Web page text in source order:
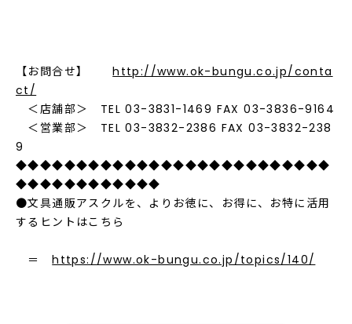
【お問合せ】http://www.ok-bungu.co.jp/conta
ct/
＜店舗部＞ TEL 03-3831-1469 FAX 03-3836-9164
＜営業部＞ TEL 03-3832-2386 FAX 03-3832-238
9
◆◆◆◆◆◆◆◆◆◆◆◆◆◆◆◆◆◆◆◆◆◆◆◆◆◆
◆◆◆◆◆◆◆◆◆◆◆◆
●文具通販アスクルを、よりお徳に、お得に、お特に活用
するヒントはこちら
＝https://www.ok-bungu.co.jp/topics/140/